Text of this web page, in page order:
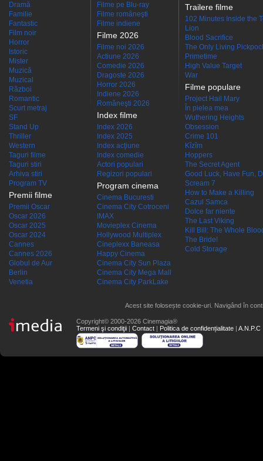
Dramă
Familie
Fantastic
Film noir
Horror
Istoric
Mister
Muzică
Muzical
Război
Romantic
Scurt metraj
SF
Stand Up
Thriller
Western
Taguri filme
Taguri stiri
Arhiva stiri
Program TV
Premii filme
Premii Oscar
Oscar 2026
Oscar 2025
Oscar 2024
Cannes
Cannes 2026
Globul de Aur
Berlin
Venetia
Filme pe Blu-ray
Filme româneşti
Filme indiene
Filme 2026
Filme noi 2026
Actiune 2026
Comedie 2026
Dragoste 2026
Horror 2026
Indiene 2026
Româneşti 2026
Index filme
Index 2026
Index 2025
Index acţiune
Index comedie
Actori populari
Regizori populari
Program cinema
Cinema Bucuresti
Cinema City Cotroceni
IMAX
Movieplex Cinema
Hollywood Multiplex
Cineplexx Baneasa
Happy Cinema
Cinema City Sun Plaza
Cinema City Mega Mall
Cinema City ParkLake
Trailere filme
102 Minutes Inside the
Lion
Blood Sacrifice
The Only Living
Primetime
High Value Target
War
Filme populare
Project Hail Mary
În pielea mea
Wuthering Heights
Obsession
Crime 101
Kîzîm
Hoppers
The Secret Agent
Good Luck, Have Fun,
Scream 7
How to Make a Killing
Cazul Samca
Dolce far niente
The Last Viking
Kill Bill: The Whole
The Bride!
Cold Storage
Acest site folosește cookie-uri. Navigând în
Copyright© 2000-2026 Cinemagia®
Termeni şi condiţii | Contact | Politica de confidențialitate | A.N.P.C